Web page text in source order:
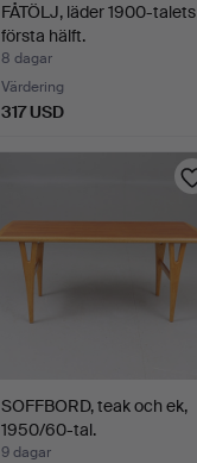
FÅTÖLJ, läder 1900-talets
första hälft.
8 dagar
Värdering
317 USD
SOFFBORD, teak och ek,
1950/60-tal.
9 dagar